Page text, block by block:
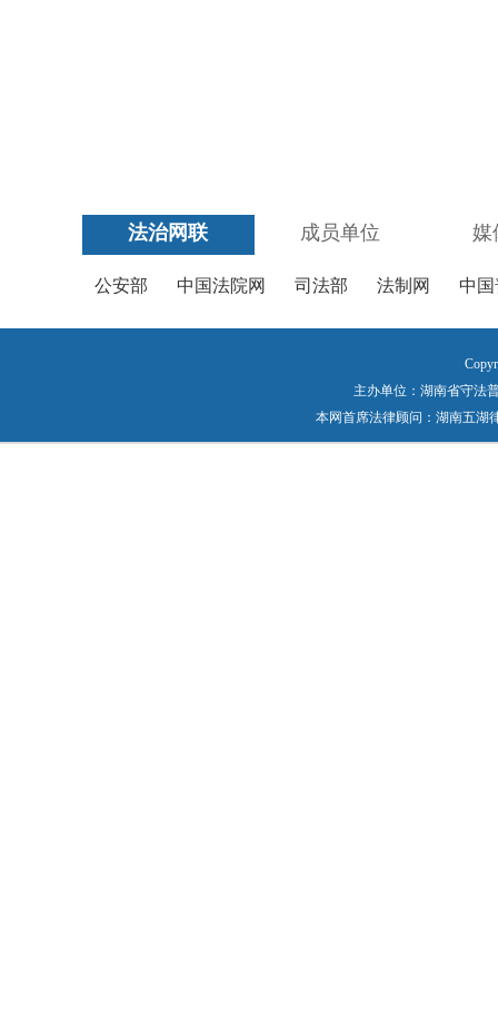
法治网联 成员单位 媒
公安部 中国法院网 司法部 法制网 中
主办单位：湖南省守法
本网首席法律顾问：湖南五湖